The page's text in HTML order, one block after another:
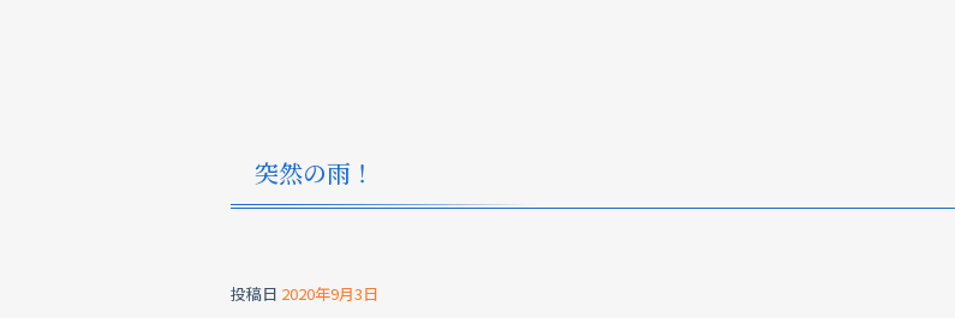
突然の雨！
投稿日 2020年9月3日